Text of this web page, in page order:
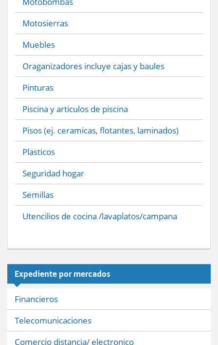
Motosierras
Muebles
Oraganizadores incluye cajas y baules
Pinturas
Piscina y articulos de piscina
Pisos (ej. ceramicas, flotantes, laminados)
Plasticos
Seguridad hogar
Semillas
Utencilios de cocina /lavaplatos/campana
Expediente por mercados
Financieros
Telecomunicaciones
Comercio distancia/ electronico